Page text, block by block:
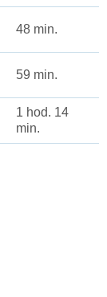
48 min.
59 min.
1 hod. 14
min.